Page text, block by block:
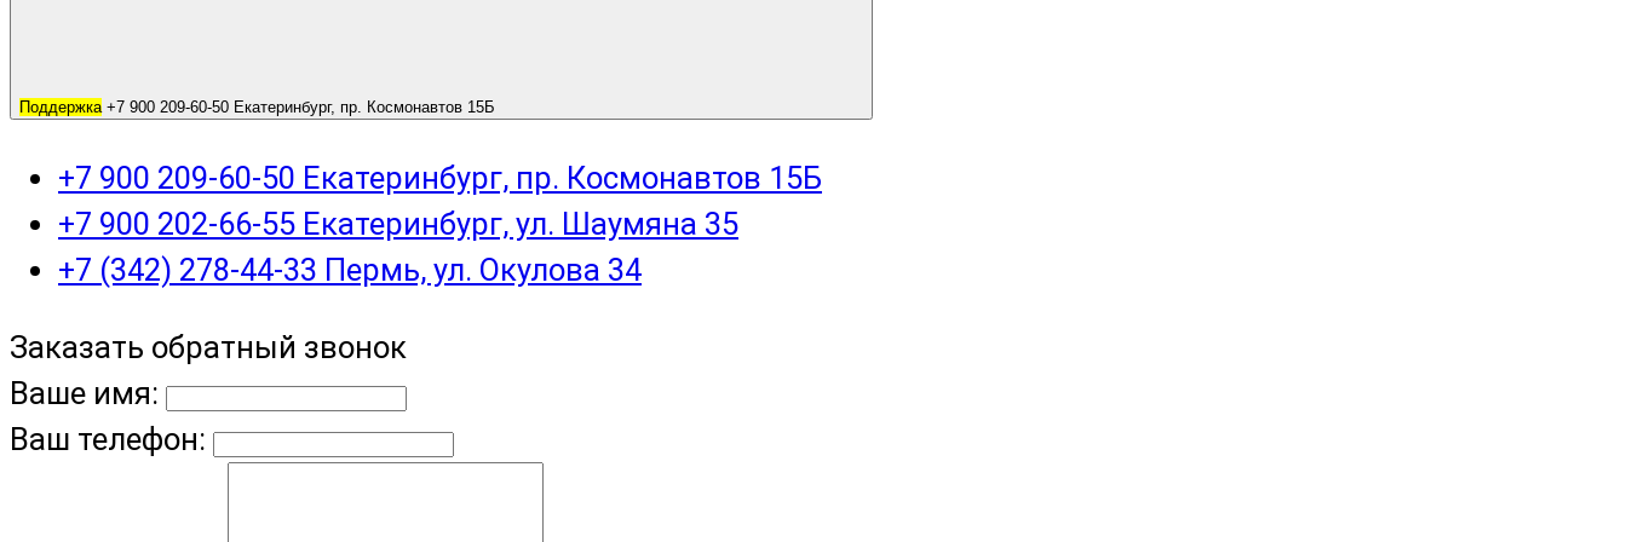
Поддержка +7 900 209-60-50 Екатеринбург, пр. Космонавтов 15Б
+7 900 209-60-50 Екатеринбург, пр. Космонавтов 15Б
+7 900 202-66-55 Екатеринбург, ул. Шаумяна 35
+7 (342) 278-44-33 Пермь, ул. Окулова 34
Заказать обратный звонок
Ваше имя:
Ваш телефон: